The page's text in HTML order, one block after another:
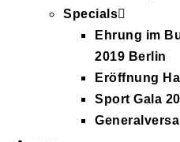
Specials
Ehrung im
2019 Berlin
Eröffnung
Sport Gala